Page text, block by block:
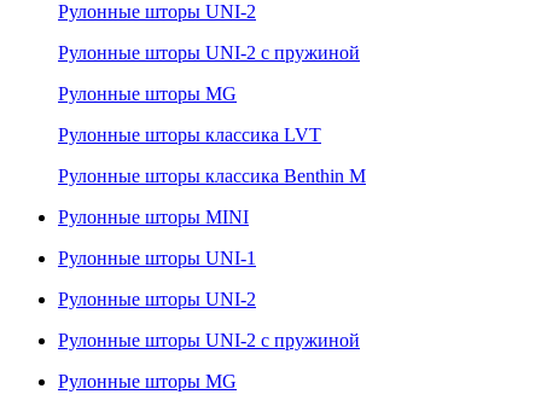
Рулонные шторы UNI-2
Рулонные шторы UNI-2 с пружиной
Рулонные шторы MG
Рулонные шторы классика LVT
Рулонные шторы классика Benthin M
Рулонные шторы MINI
Рулонные шторы UNI-1
Рулонные шторы UNI-2
Рулонные шторы UNI-2 с пружиной
Рулонные шторы MG